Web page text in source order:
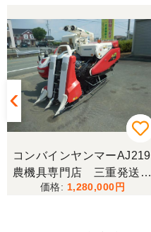
コンバインヤンマーAJ219
農機具専門店 三重発送整
備済み
1,280,000